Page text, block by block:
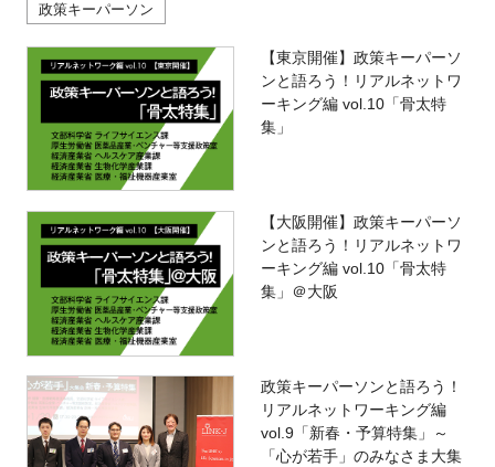
政策キーパーソン
【東京開催】政策キーパーソ
ンと語ろう！リアルネットワ
ーキング編 vol.10「骨太特
集」
【大阪開催】政策キーパーソ
ンと語ろう！リアルネットワ
ーキング編 vol.10「骨太特
集」＠大阪
政策キーパーソンと語ろう！
リアルネットワーキング編
vol.9「新春・予算特集」～
「心が若手」のみなさま大集